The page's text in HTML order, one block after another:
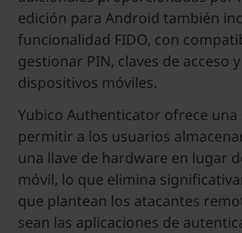
edición para Android también
funcionalidad FIDO, con
gestionar PIN, claves de acceso
dispositivos móviles.
Yubico Authenticator ofrece
permitir a los usuarios
una llave de hardware en lugar
móvil, lo que elimina
que plantean los atacantes
sean las aplicaciones de